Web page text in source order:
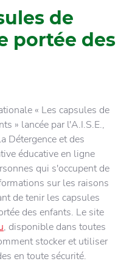
de
portée des
« Les capsules de
» lancée par l'A.I.S.E.,
Détergence et des
éducative en ligne
qui s'occupent de
sur les raisons
de tenir les capsules
des enfants. Le site
, disponible dans toutes
stocker et utiliser
en toute sécurité.